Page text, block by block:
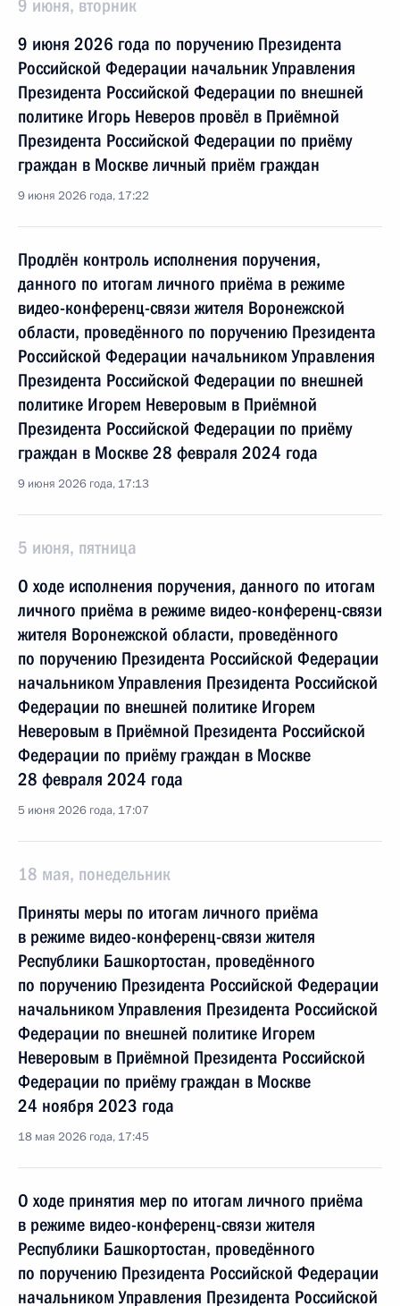
9 июня, вторник
9 июня 2026 года по поручению Президента
Российской Федерации начальник Управления
Президента Российской Федерации по внешней
политике Игорь Неверов провёл в Приёмной
Президента Российской Федерации по приёму
граждан в Москве личный приём граждан
9 июня 2026 года, 17:22
Продлён контроль исполнения поручения,
данного по итогам личного приёма в режиме
видео-конференц-связи жителя Воронежской
области, проведённого по поручению Президента
Российской Федерации начальником Управления
Президента Российской Федерации по внешней
политике Игорем Неверовым в Приёмной
Президента Российской Федерации по приёму
граждан в Москве 28 февраля 2024 года
9 июня 2026 года, 17:13
5 июня, пятница
О ходе исполнения поручения, данного по итогам
личного приёма в режиме видео-конференц-связи
жителя Воронежской области, проведённого
по поручению Президента Российской Федерации
начальником Управления Президента Российской
Федерации по внешней политике Игорем
Неверовым в Приёмной Президента Российской
Федерации по приёму граждан в Москве
28 февраля 2024 года
5 июня 2026 года, 17:07
18 мая, понедельник
Приняты меры по итогам личного приёма
в режиме видео-конференц-связи жителя
Республики Башкортостан, проведённого
по поручению Президента Российской Федерации
начальником Управления Президента Российской
Федерации по внешней политике Игорем
Неверовым в Приёмной Президента Российской
Федерации по приёму граждан в Москве
24 ноября 2023 года
18 мая 2026 года, 17:45
О ходе принятия мер по итогам личного приёма
в режиме видео-конференц-связи жителя
Республики Башкортостан, проведённого
по поручению Президента Российской Федерации
начальником Управления Президента Российской